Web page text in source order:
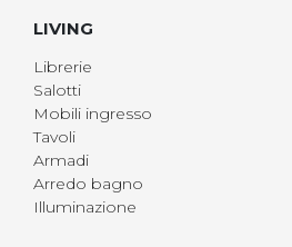
LIVING
Librerie
Salotti
Mobili ingresso
Tavoli
Armadi
Arredo bagno
Illuminazione